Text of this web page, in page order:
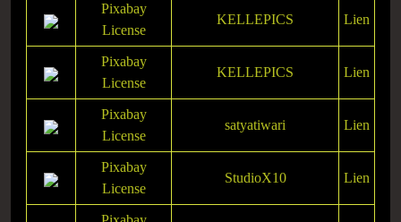
Pixabay
License
KELLEPICS Lien
Pixabay
License
KELLEPICS Lien
Pixabay
License
satyatiwari Lien
Pixabay
License
StudioX10 Lien